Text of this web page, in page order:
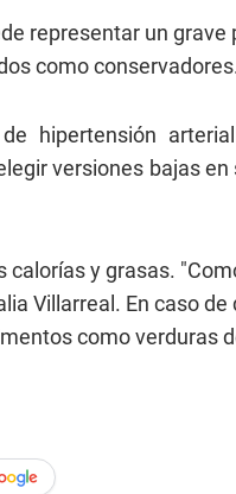
representar un grave
como
hipertensión
versiones bajas
calorías y grasas.
Villarreal. En caso
como verduras